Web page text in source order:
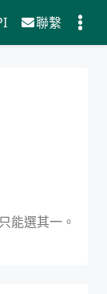
聯繫
能選其一。